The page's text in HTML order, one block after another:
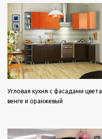
Угловая кухня с фасадами цвета
венге и оранжевый